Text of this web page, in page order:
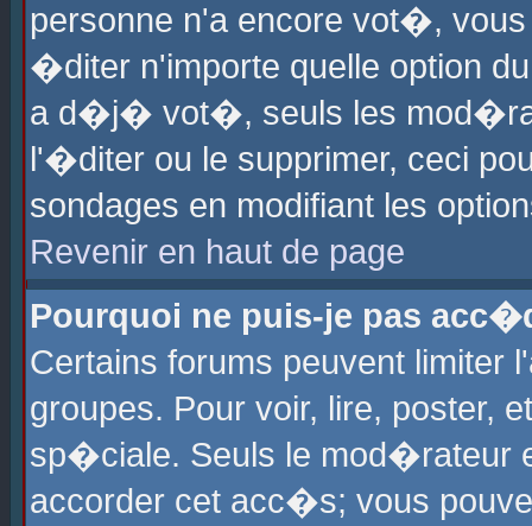
personne n'a encore vot�,
�diter n'importe quelle option
a d�j� vot�, seuls les
l'�diter ou le supprimer, ceci
sondages en modifiant les
Revenir en haut de page
Pourquoi ne puis-je pas
Certains forums peuvent
groupes. Pour voir, lire, poster,
sp�ciale. Seuls le mod�rateur
accorder cet acc�s; vous